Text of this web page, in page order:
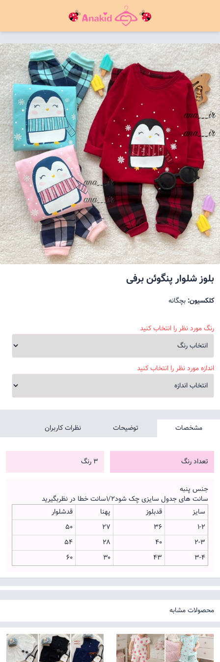
بلوز شلوار پنگوئن برفی
کلکسیون: بچگانه
رنگ مورد نظر را انتخاب کنید
اندازه مورد نظر را انتخاب کنید
مشخصات توضیحات نظرات کاربران
تعداد رنگ 3 رنگ
جنس پنبه
سانت های جدول سایزی چک شود۱/۲سانت خطا در نظربگیرید
سایز
قدبلوز پهنا
قدشلوار
۱-۲
۳۶ ۲۷
۵۰
۲-۳
۴۰ ۲۸
۵۴
۳-۴
۴۳ ۳۰ ۶۰
محصولات مشابه